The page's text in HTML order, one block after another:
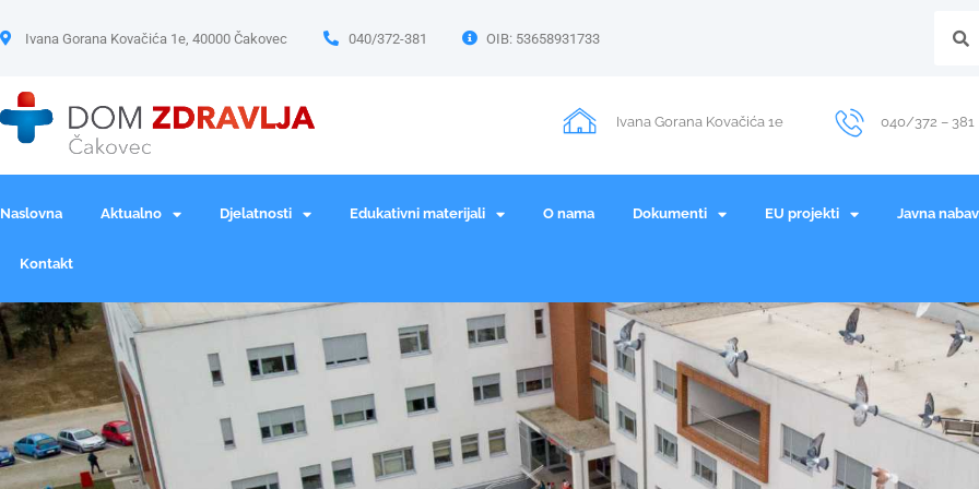
Ivana Gorana Kovačića 1e, 40000 Čakovec 040/372-381 OIB: 53658931733
Ivana Gorana Kovačića 1e 040/372 – 381
Naslovna Aktualno Djelatnosti Edukativni materijali O nama Dokumenti EU projekti Javna
Kontakt